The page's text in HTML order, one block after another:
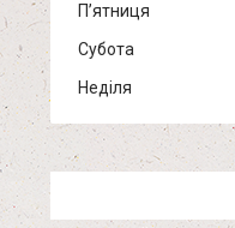
Пʼятниця
Субота
Неділя